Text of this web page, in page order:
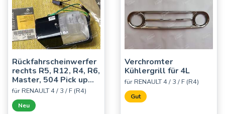
Rückfahrscheinwerfer
rechts R5, R12, R4, R6,
Master, 504 Pick up...
für RENAULT 4 / 3 / F (R4)
Neu
Verchromter
Kühlergrill für 4L
für RENAULT 4 / 3 / F (R4)
Gut